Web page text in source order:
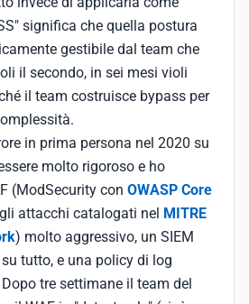
significa che quella postura
gestibile dal team che
il secondo, in sei mesi violi
il team costruisce bypass per
in prima persona nel 2020 su
molto rigoroso e ho
(ModSecurity con OWASP Core
attacchi catalogati nel MITRE
) molto aggressivo, un SIEM
tutto, e una policy di log
tre settimane il team del